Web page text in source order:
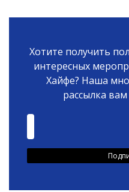
Хотите получить
интересных
Хайфе? Наша
рассылка